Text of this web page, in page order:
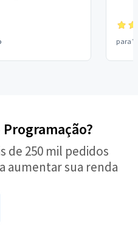
para
de 250 mil pedidos
aumentar sua renda